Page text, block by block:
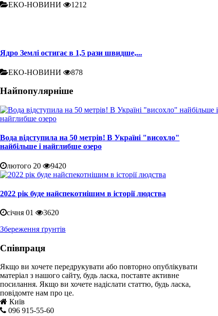
ЕКО-НОВИНИ 1212
Ядро Землі остигає в 1,5 рази швидше,...
ЕКО-НОВИНИ 878
Найпопулярніше
Вода відступила на 50 метрів! В Україні "висохло"
найбільше і найглибше озеро
лютого 20 9420
2022 рік буде найспекотнішим в історії людства
січня 01
3620
Збереження ґрунтів
Співпраця
Якщо ви хочете передрукувати або повторно опублікувати
матеріал з нашого сайту, будь ласка, поставте активне
посилання. Якщо ви хочете надіслати статтю, будь ласка,
повідомте нам про це.
Київ
096 915-55-60